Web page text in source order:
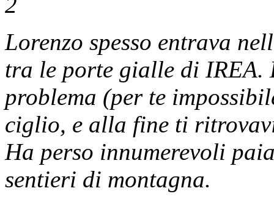
Lorenzo spesso entrava
tra le porte gialle di IREA.
problema (per te
ciglio, e alla fine ti
Ha perso innumerevoli
sentieri di montagna.